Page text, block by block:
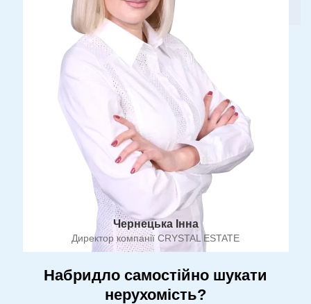
Чернецька Інна
Директор компанії CRYSTAL ESTATE
Набридло самостійно шукати
нерухомість?